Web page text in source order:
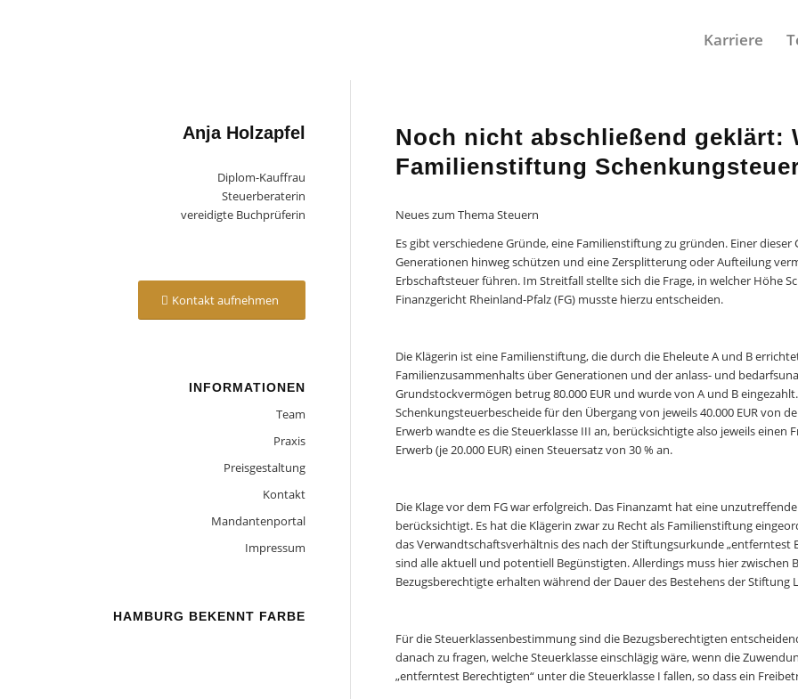
Karriere
Noch nicht abschließend geklärt:
Familienstiftung
Neues zum Thema Steuern
Es gibt verschiedene Gründe, eine Familienstiftung zu gründen. Einer
Generationen hinweg schützen und eine Zersplitterung oder Aufteilung
Erbschaftsteuer führen. Im Streitfall stellte sich die Frage, in welcher Höhe
Finanzgericht Rheinland-Pfalz (FG) musste hierzu entscheiden.
Die Klägerin ist eine Familienstiftung, die durch die Eheleute A und B
Familienzusammenhalts über Generationen und der anlass- und
Grundstockvermögen betrug 80.000 EUR und wurde von A und B
Schenkungsteuerbescheide für den Übergang von jeweils 40.000 EUR von
Erwerb wandte es die Steuerklasse III an, berücksichtigte also jeweils
Erwerb (je 20.000 EUR) einen Steuersatz von 30 % an.
Die Klage vor dem FG war erfolgreich. Das Finanzamt hat eine
berücksichtigt. Es hat die Klägerin zwar zu Recht als Familienstiftung
das Verwandtschaftsverhältnis des nach der Stiftungsurkunde
sind alle aktuell und potentiell Begünstigten. Allerdings muss hier
Bezugsberechtigte erhalten während der Dauer des Bestehens der
Für die Steuerklassenbestimmung sind die Bezugsberechtigten
danach zu fragen, welche Steuerklasse einschlägig wäre, wenn die
„entferntest Berechtigten“ unter die Steuerklasse I fallen, so dass ein
Anja Holzapfel
Diplom-Kauffrau
Steuerberaterin
vereidigte Buchprüferin
Kontakt aufnehmen
INFORMATIONEN
Team
Praxis
Preisgestaltung
Kontakt
Mandantenportal
Impressum
HAMBURG BEKENNT FARBE